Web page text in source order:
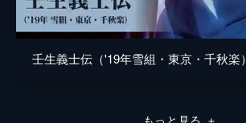
壬生義士伝（'19年雪組・東京・千秋楽）
もっと見る ＋